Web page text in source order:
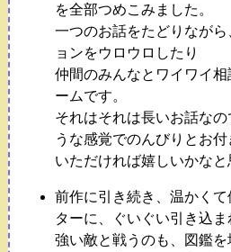
を全部つめこみました。
一つのお話をたどりなが
ョンをウロウロしたり
仲間のみんなとワイワイ
ームです。
それはそれは長いお話な
うな感覚でのんびりとお付
いただければ嬉しいかなと
前作に引き続き、温かく
ターに、ぐいぐい引き込ま
強い敵と戦うのも、図鑑